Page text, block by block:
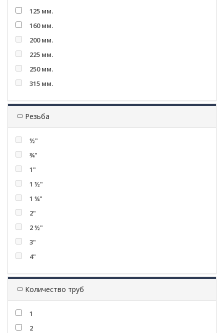
125 мм.
160 мм.
200 мм.
225 мм.
250 мм.
315 мм.
Резьба
½"
¾"
1"
1 ½"
1 ¼"
2"
2 ½"
3"
4"
Количество труб
1
2